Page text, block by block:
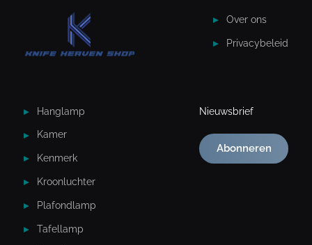
Over ons
Privacybeleid
Hanglamp
Kamer
Kenmerk
Kroonluchter
Plafondlamp
Tafellamp
Nieuwsbrief
Abonneren